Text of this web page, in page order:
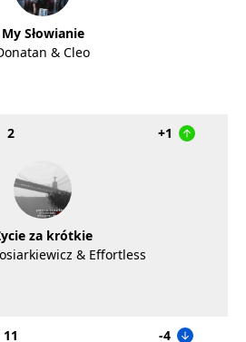
My Słowianie
& Cleo
2 +1
za krótkie
& Effortless
11 -4